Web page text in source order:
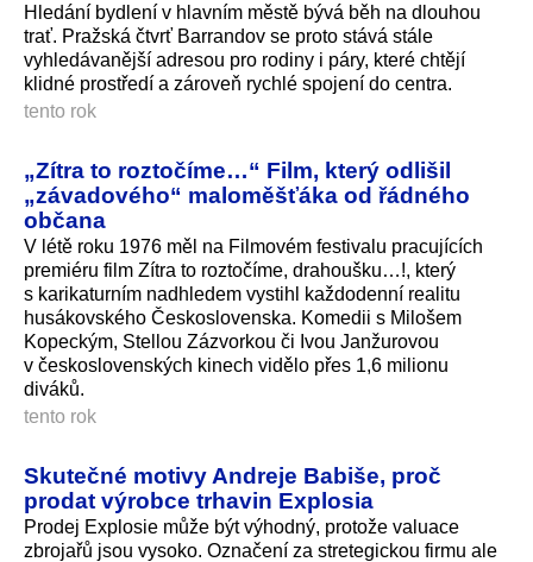
Hledání bydlení v hlavním městě bývá běh na dlouhou
trať. Pražská čtvrť Barrandov se proto stává stále
vyhledávanější adresou pro rodiny i páry, které chtějí
klidné prostředí a zároveň rychlé spojení do centra.
tento rok
„Zítra to roztočíme…“ Film, který odlišil
„závadového“ maloměšťáka od řádného
občana
V létě roku 1976 měl na Filmovém festivalu pracujících
premiéru film Zítra to roztočíme, drahoušku…!, který
s karikaturním nadhledem vystihl každodenní realitu
husákovského Československa. Komedii s Milošem
Kopeckým, Stellou Zázvorkou či Ivou Janžurovou
v československých kinech vidělo přes 1,6 milionu
diváků.
tento rok
Skutečné motivy Andreje Babiše, proč
prodat výrobce trhavin Explosia
Prodej Explosie může být výhodný, protože valuace
zbrojařů jsou vysoko. Označení za stretegickou firmu ale